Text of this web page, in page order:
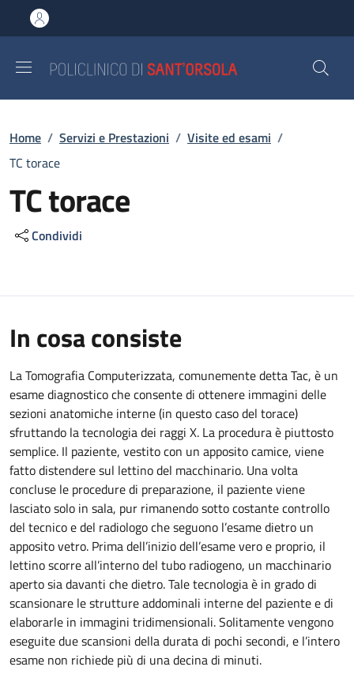
al contenuto principale
to footer content
Briciole di pane
Home / Servizi e Prestazioni / Visite ed esami /
TC torace
TC torace
Condividi
In cosa consiste
La Tomografia Computerizzata, comunemente detta Tac, è un
esame diagnostico che consente di ottenere immagini delle
sezioni anatomiche interne (in questo caso del torace)
sfruttando la tecnologia dei raggi X. La procedura è piuttosto
semplice. Il paziente, vestito con un apposito camice, viene
fatto distendere sul lettino del macchinario. Una volta
concluse le procedure di preparazione, il paziente viene
lasciato solo in sala, pur rimanendo sotto costante controllo
del tecnico e del radiologo che seguono l’esame dietro un
apposito vetro. Prima dell’inizio dell’esame vero e proprio, il
lettino scorre all’interno del tubo radiogeno, un macchinario
aperto sia davanti che dietro. Tale tecnologia è in grado di
scansionare le strutture addominali interne del paziente e di
elaborarle in immagini tridimensionali. Solitamente vengono
eseguite due scansioni della durata di pochi secondi, e l’intero
esame non richiede più di una decina di minuti.